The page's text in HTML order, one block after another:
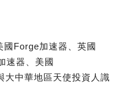
國Forge加速器、英國
速器、美國
大中華地區天使投資人識